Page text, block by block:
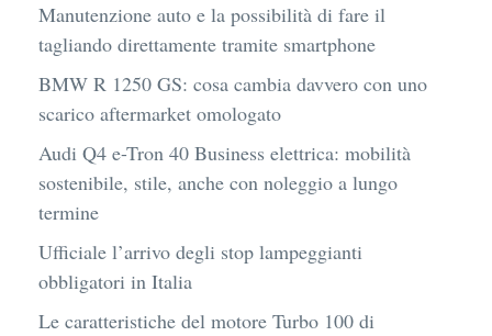
Manutenzione auto e la possibilità di fare il
tagliando direttamente tramite smartphone
BMW R 1250 GS: cosa cambia davvero con uno
scarico aftermarket omologato
Audi Q4 e-Tron 40 Business elettrica: mobilità
sostenibile, stile, anche con noleggio a lungo
termine
Ufficiale l’arrivo degli stop lampeggianti
obbligatori in Italia
Le caratteristiche del motore Turbo 100 di